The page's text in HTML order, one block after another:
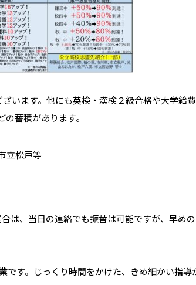
います。他にも英検・漢検２級合格や大学給
蓄積があります。
立松戸等
は、当日の連絡でも振替は可能ですが、早め
す。じっくり時間をかけた、きめ細かい指